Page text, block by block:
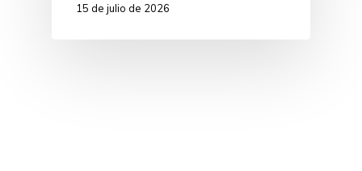
15 de julio de 2026